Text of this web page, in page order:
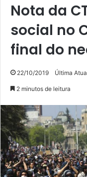
Nota da
social no
final do
22/10/2019 Última
2 minutos de leitura